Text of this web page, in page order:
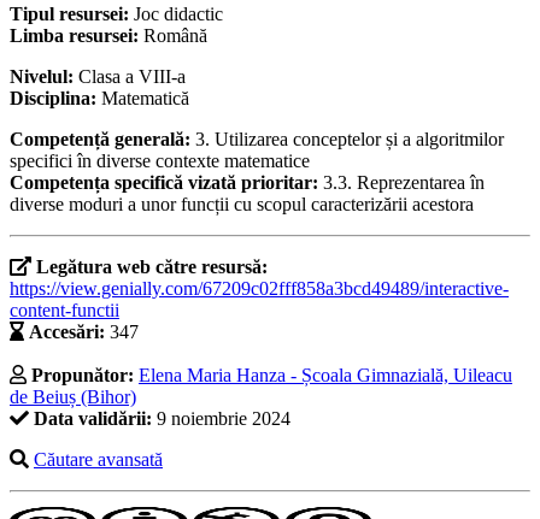
Tipul resursei: Joc didactic
Limba resursei: Română
Nivelul: Clasa a VIII-a
Disciplina: Matematică
Competență generală: 3. Utilizarea conceptelor și a algoritmilor
specifici în diverse contexte matematice
Competența specifică vizată prioritar: 3.3. Reprezentarea în
diverse moduri a unor funcții cu scopul caracterizării acestora
Legătura web către resursă:
https://view.genially.com/67209c02fff858a3bcd49489/interactive-
content-functii
Accesări: 347
Propunător: Elena Maria Hanza - Școala Gimnazială, Uileacu
de Beiuș (Bihor)
Data validării: 9 noiembrie 2024
Căutare avansată